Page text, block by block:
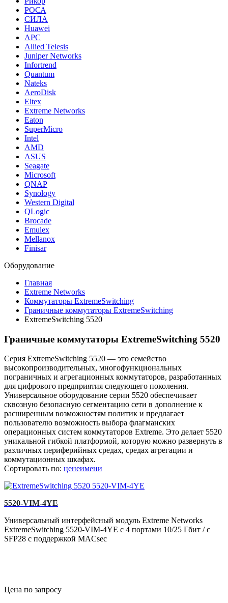
РОСА
СИЛА
Huawei
APC
Allied Telesis
Juniper Networks
Infortrend
Quantum
Nateks
AeroDisk
Eltex
Extreme Networks
Eaton
SuperMicro
Intel
AMD
ASUS
Seagate
Microsoft
QNAP
Synology
Western Digital
QLogic
Brocade
Emulex
Mellanox
Finisar
Оборудование
Главная
Extreme Networks
Коммутаторы ExtremeSwitching
Граничные коммутаторы ExtremeSwitching
ExtremeSwitching 5520
Граничные коммутаторы ExtremeSwitching 5520
Серия ExtremeSwitching 5520 — это семейство
высокопроизводительных, многофункциональных
пограничных и агрегационных коммутаторов, разработанных
для цифрового предприятия следующего поколения.
Универсальное оборудование серии 5520 обеспечивает
сквозную безопасную сегментацию сети в дополнение к
расширенным возможностям политик и предлагает
пользователю возможность выбора флагманских
операционных систем коммутаторов Extreme. Это делает 5520
уникальной гибкой платформой, которую можно развернуть в
различных периферийных средах, средах агрегации и
коммутационных шкафах.
Сортировать по: ценеимени
5520-VIM-4YE
Универсальный интерфейсный модуль Extreme Networks
ExtremeSwitching 5520-VIM-4YE с 4 портами 10/25 Гбит / с
SFP28 с поддержкой MACsec
Цена по запросу